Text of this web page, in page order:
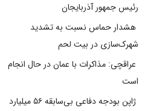
رئیس جمهور آذربایجان
هشدار حماس نسبت به تشدید
شهرک‌سازی در بیت‌ لحم
عراقچی: مذاکرات با عمان در حال انجام
است
ژاپن بودجه دفاعی بی‌سابقه ۵۶ میلیارد